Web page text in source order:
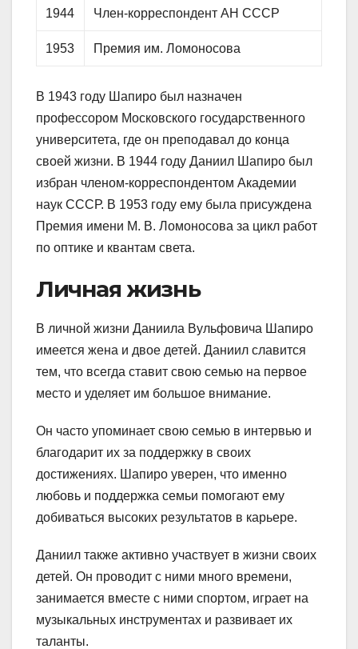
1944 Член-корреспондент АН СССР
1953 Премия им. Ломоносова
В 1943 году Шапиро был назначен
профессором Московского государственного
университета, где он преподавал до конца
своей жизни. В 1944 году Даниил Шапиро был
избран членом-корреспондентом Академии
наук СССР. В 1953 году ему была присуждена
Премия имени М. В. Ломоносова за цикл работ
по оптике и квантам света.
Личная жизнь
В личной жизни Даниила Вульфовича Шапиро
имеется жена и двое детей. Даниил славится
тем, что всегда ставит свою семью на первое
место и уделяет им большое внимание.
Он часто упоминает свою семью в интервью и
благодарит их за поддержку в своих
достижениях. Шапиро уверен, что именно
любовь и поддержка семьи помогают ему
добиваться высоких результатов в карьере.
Даниил также активно участвует в жизни своих
детей. Он проводит с ними много времени,
занимается вместе с ними спортом, играет на
музыкальных инструментах и развивает их
таланты.